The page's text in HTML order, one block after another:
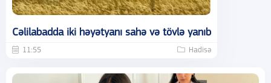
Cəlilabadda iki həyətyanı sahə və tövlə yanıb
11:55 Hadisə